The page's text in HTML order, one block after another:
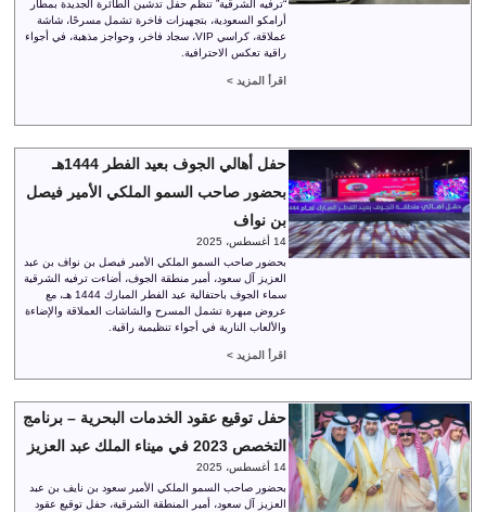
“ترفيه الشرقية” تنظم حفل تدشين الطائرة الجديدة بمطار
أرامكو السعودية، بتجهيزات فاخرة تشمل مسرحًا، شاشة
عملاقة، كراسي VIP، سجاد فاخر، وحواجز مذهبة، في أجواء
راقية تعكس الاحترافية.
اقرأ المزيد >
حفل أهالي الجوف بعيد الفطر 1444هـ
بحضور صاحب السمو الملكي الأمير فيصل
بن نواف
14 أغسطس، 2025
بحضور صاحب السمو الملكي الأمير فيصل بن نواف بن عبد
العزيز آل سعود، أمير منطقة الجوف، أضاءت ترفيه الشرقية
سماء الجوف باحتفالية عيد الفطر المبارك 1444 هـ، مع
عروض مبهرة تشمل المسرح والشاشات العملاقة والإضاءة
والألعاب النارية في أجواء تنظيمية راقية.
اقرأ المزيد >
حفل توقيع عقود الخدمات البحرية – برنامج
التخصص 2023 في ميناء الملك عبد العزيز
14 أغسطس، 2025
بحضور صاحب السمو الملكي الأمير سعود بن نايف بن عبد
العزيز آل سعود، أمير المنطقة الشرقية، حفل توقيع عقود